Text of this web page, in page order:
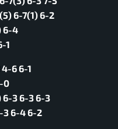
6-7(1) 6-2
6-4
1
6 6-1
0
6-3 6-3 6-3
3 6-4 6-2